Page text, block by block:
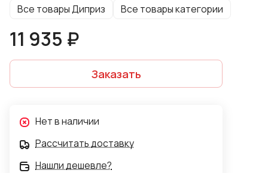
Все товары Диприз Все товары категории
11 935 ₽
Заказать
Нет в наличии
Рассчитать доставку
Нашли дешевле?